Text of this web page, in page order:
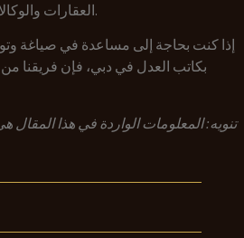
العقارات والوكالات المرتبطة بها ليس مجرد خطوة إضافية، بل هو الضمانة الأساسية لحقوقك وأموالك.
إذا كنت بحاجة إلى مساعدة في صياغة
بكاتب العدل في دبي، فإن فريقنا من
تنويه: المعلومات الواردة في هذا المقال